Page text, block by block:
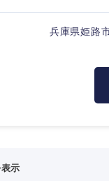
崎県
分県 兵庫県姫路
示